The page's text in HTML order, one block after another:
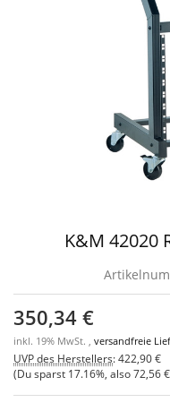
K&M 42020
350,34 €
inkl. 19% MwSt. , versandfreie
UVP des Herstellers:422,90 €
(Du sparst 17.16% , also72,56 €